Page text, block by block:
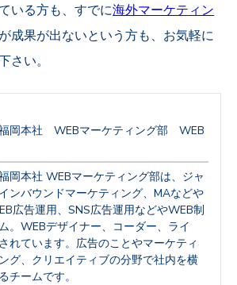
いる方も、すでに海外マーケティン
成果が出ないという方も、お気軽に
さい。
岡本社 WEBマーケティング部 WEB
岡本社 WEBマーケティング部は、ジャ
ンバウンドマーケティング、MAなどや
広告運用、SNS広告運用などやWEB制
。WEBデザイナー、コーダー、ライ
れています。広告のことやマーケティ
グ、クリエイティブの分野で社内を横
チームです。